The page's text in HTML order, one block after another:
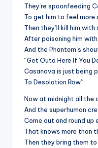
They’re spoonfeeding
To get him to feel more
Then they’ll kill him
After poisoning him
And the Phantom’s
“Get Outa Here If You
Casanova is just being
To Desolation Row”
Now at midnight all the
And the superhuman
Come out and round up
That knows more than
Then they bring them